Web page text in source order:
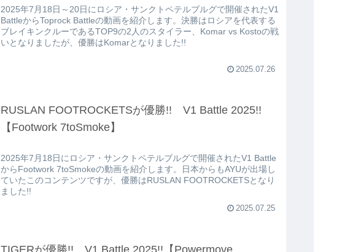
2025年7月18日～20日にロシア・サンクトペテルブルグで開催されたV1
BattleからToprock Battleの動画を紹介します。決勝はロシアを代表する
ブレイキンクルーであるTOP9の2人のスタイラー、Komar vs Kostoの戦
いとなりましたが、優勝はKomarとなりました!!
2025.07.26
RUSLAN FOOTROCKETSが優勝!! V1 Battle 2025!!
【Footwork 7toSmoke】
2025年7月18日にロシア・サンクトペテルブルグで開催されたV1 Battle
からFootwork 7toSmokeの動画を紹介します。日本からもAYUが出場し
ていたこのコンテンツですが、優勝はRUSLAN FOOTROCKETSとなり
ました!!
2025.07.25
TIGERが優勝!! V1 Battle 2025!!【Powermove